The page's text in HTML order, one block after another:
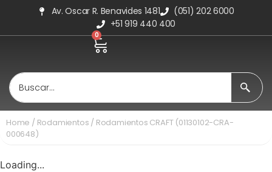
Av. Oscar R. Benavides 1481
(051) 202 6000
+51 919 440 400
0
Home / Rodamientos / Rodamientos CRAFT (01130102-CRA-
000648)
Loading...